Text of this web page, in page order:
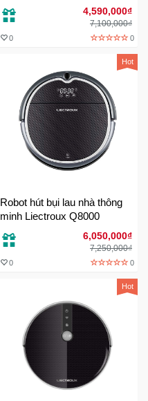
4,590,000₫
7,100,000₫
0 0
Hot
Robot hút bụi lau nhà thông
minh Liectroux Q8000
6,050,000₫
7,250,000₫
0 0
Hot